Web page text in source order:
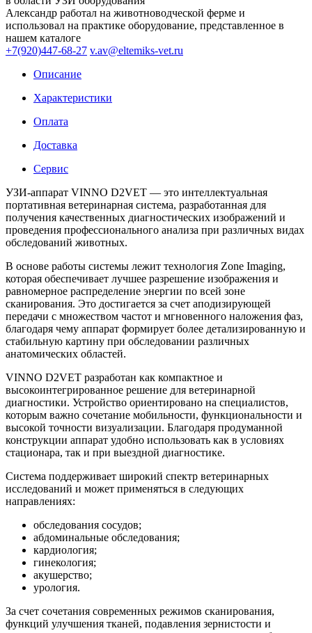
Александр работал на животноводческой ферме и
использовал на практике оборудование, представленное в
нашем каталоге
+7(920)447-68-27 v.av@eltemiks-vet.ru
Описание
Характеристики
Оплата
Доставка
Сервис
УЗИ-аппарат VINNO D2VET — это интеллектуальная
портативная ветеринарная система, разработанная для
получения качественных диагностических изображений и
проведения профессионального анализа при различных видах
обследований животных.
В основе работы системы лежит технология Zone Imaging,
которая обеспечивает лучшее разрешение изображения и
равномерное распределение энергии по всей зоне
сканирования. Это достигается за счет аподизирующей
передачи с множеством частот и мгновенного наложения фаз,
благодаря чему аппарат формирует более детализированную и
стабильную картину при обследовании различных
анатомических областей.
VINNO D2VET разработан как компактное и
высокоинтегрированное решение для ветеринарной
диагностики. Устройство ориентировано на специалистов,
которым важно сочетание мобильности, функциональности и
высокой точности визуализации. Благодаря продуманной
конструкции аппарат удобно использовать как в условиях
стационара, так и при выездной диагностике.
Система поддерживает широкий спектр ветеринарных
исследований и может применяться в следующих
направлениях:
обследования сосудов;
абдоминальные обследования;
кардиология;
гинекология;
акушерство;
урология.
За счет сочетания современных режимов сканирования,
функций улучшения тканей, подавления зернистости и